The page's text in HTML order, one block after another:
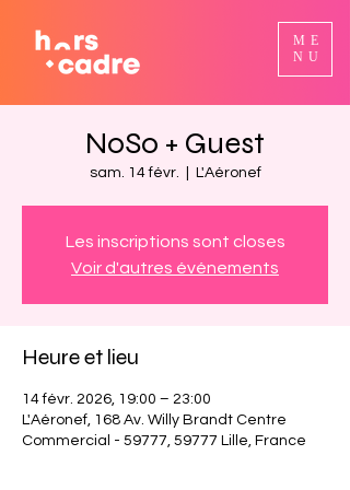
ME
NU
NoSo + Guest
sam. 14 févr. L'Aéronef
Les inscriptions sont closes
Voir d'autres événements
Heure et lieu
14 févr. 2026, 19:00 – 23:00
L'Aéronef, 168 Av. Willy Brandt Centre
Commercial - 59777, 59777 Lille, France